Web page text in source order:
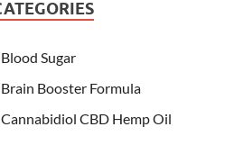
Blood Sugar
Brain Booster Formula
Cannabidiol CBD Hemp Oil